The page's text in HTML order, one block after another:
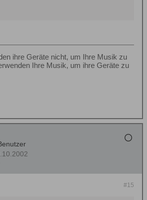
ihre Geräte nicht, um Ihre Musik zu
Ihre Musik, um ihre Geräte zu
#15